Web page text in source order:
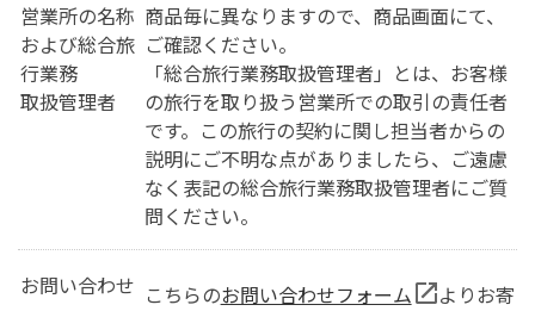
営業所の名称
および総合旅
行業務
取扱管理者
商品毎に異なりますので、商品画面にて、
ご確認ください。
「総合旅行業務取扱管理者」とは、お客様
の旅行を取り扱う営業所での取引の責任者
です。この旅行の契約に関し担当者からの
説明にご不明な点がありましたら、ご遠慮
なく表記の総合旅行業務取扱管理者にご質
問ください。
お問い合わせ こちらのお問い合わせフォーム
よりお寄